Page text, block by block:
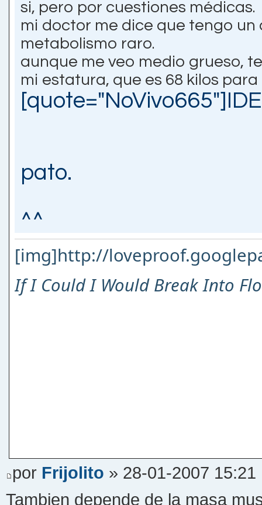
si, pero por cuestiones médicas.
mi doctor me dice que tengo un
metabolismo raro.
aunque me veo medio grueso,
mi estatura, que es 68 kilos para
pato.
^^
[img]http://
If I Could I Would Break Into
por Frijolito » 28-01-2007 15:21
Tambien depende de la masa